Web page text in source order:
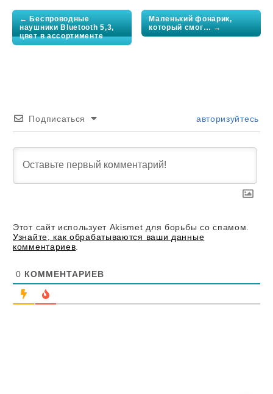
Post
navigation
← Беспроводные
наушники Bluetooth 5,3,
цвет в ассортименте
Маленький фонарик,
который смог… →
Подписаться авторизуйтесь
Этот сайт использует Akismet для борьбы со спамом.
Узнайте, как обрабатываются ваши данные
комментариев
0 КОММЕНТАРИЕВ